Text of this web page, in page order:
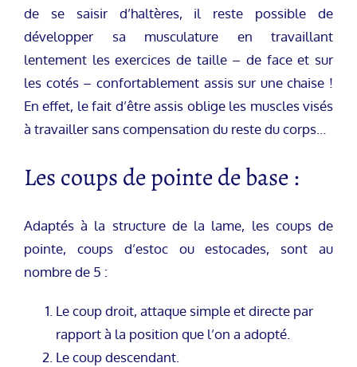
de se saisir d’haltères, il reste possible de
développer sa musculature en travaillant
lentement les exercices de taille – de face et sur
les cotés – confortablement assis sur une chaise !
En effet, le fait d’être assis oblige les muscles visés
à travailler sans compensation du reste du corps…
Les coups de pointe de base :
Adaptés à la structure de la lame, les coups de
pointe, coups d’estoc ou estocades, sont au
nombre de 5 :
Le coup droit, attaque simple et directe par
rapport à la position que l’on a adopté.
Le coup descendant.